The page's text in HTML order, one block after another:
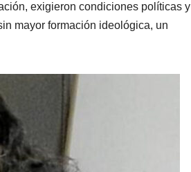
exigieron condiciones políticas y
mayor formación ideológica, un